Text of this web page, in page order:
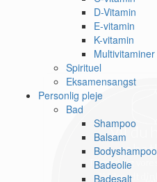
D-Vitamin
E-vitamin
K-vitamin
Multivitaminer
Spirituel
Eksamensangst
Personlig pleje
Bad
Shampoo
Balsam
Bodyshampoo
Badeolie
Badesalt